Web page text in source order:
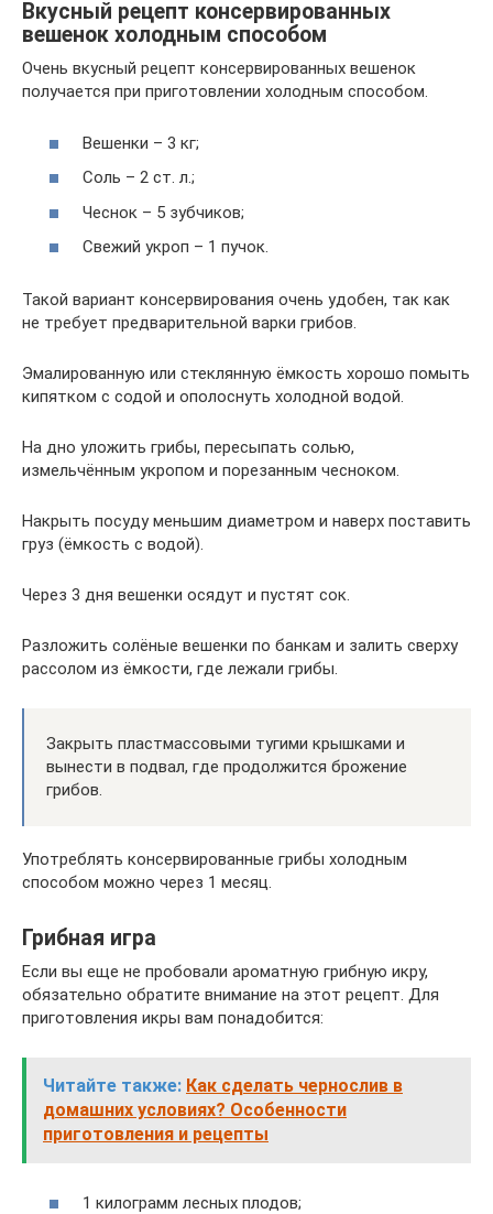
Вкусный рецепт консервированных
вешенок холодным способом
Очень вкусный рецепт консервированных вешенок
получается при приготовлении холодным способом.
Вешенки – 3 кг;
Соль – 2 ст. л.;
Чеснок – 5 зубчиков;
Свежий укроп – 1 пучок.
Такой вариант консервирования очень удобен, так как
не требует предварительной варки грибов.
Эмалированную или стеклянную ёмкость хорошо помыть
кипятком с содой и ополоснуть холодной водой.
На дно уложить грибы, пересыпать солью,
измельчённым укропом и порезанным чесноком.
Накрыть посуду меньшим диаметром и наверх поставить
груз (ёмкость с водой).
Через 3 дня вешенки осядут и пустят сок.
Разложить солёные вешенки по банкам и залить сверху
рассолом из ёмкости, где лежали грибы.
Закрыть пластмассовыми тугими крышками и
вынести в подвал, где продолжится брожение
грибов.
Употреблять консервированные грибы холодным
способом можно через 1 месяц.
Грибная игра
Если вы еще не пробовали ароматную грибную икру,
обязательно обратите внимание на этот рецепт. Для
приготовления икры вам понадобится:
Читайте также: Как сделать чернослив в
домашних условиях? Особенности
приготовления и рецепты
1 килограмм лесных плодов;